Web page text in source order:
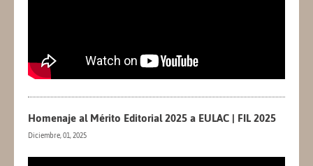
Homenaje al Mérito Editorial 2025 a EULAC | FIL 2025
Diciembre, 01, 2025